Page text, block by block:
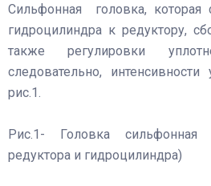
Сильфонная головка, которая
гидроцилиндра к редуктору,
также регулировки
следовательно,
рис.1.
Рис.1- Головка сильфонная
редуктора и гидроцилиндра)